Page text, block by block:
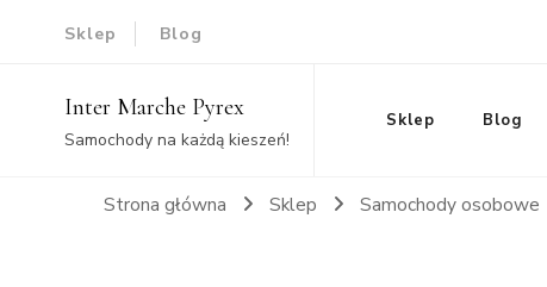
Sklep Blog
Inter Marche Pyrex
Samochody na każdą kieszeń!
Sklep Blog
Strona główna Sklep Samochody osobowe